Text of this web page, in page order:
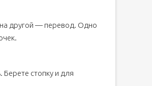
другой — перевод. Одно
стопку и для